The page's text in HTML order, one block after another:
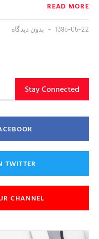
READ MORE
1395-05-22 بدون دیدگاه
Stay Connected
TWITTER
CHANNEL